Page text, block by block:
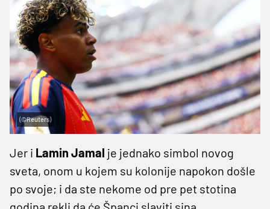
(©Reuters)
Jer i Lamin Jamal je jednako simbol novog
sveta, onom u kojem su kolonije napokon došle
po svoje; i da ste nekome od pre pet stotina